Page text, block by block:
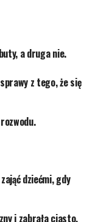
a druga nie.
z tego, że się
dziećmi, gdy
i zabrała ciasto.